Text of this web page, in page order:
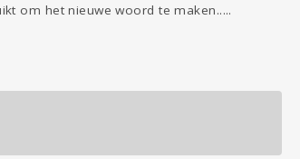
om het nieuwe woord te maken.....